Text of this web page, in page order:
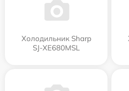
Холодильник Sharp
SJ-XE680MSL